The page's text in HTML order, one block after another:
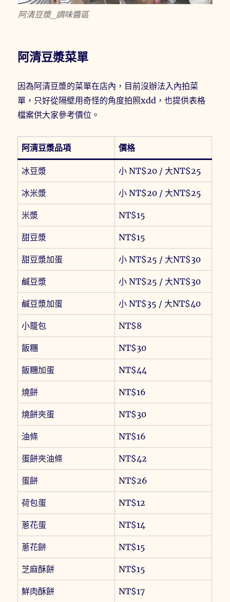
阿清豆漿_調味醬區
阿清豆漿菜單
因為阿清豆漿的菜單在店內，目前沒辦法入內拍菜
單，只好從隔壁用奇怪的角度拍照xdd，也提供表格
檔案供大家參考價位。
阿清豆漿品項 價格
冰豆漿 小 NT$20 / 大NT$25
冰米漿 小 NT$20 / 大NT$25
米漿 NT$15
甜豆漿 NT$15
甜豆漿加蛋 小 NT$25 / 大NT$30
鹹豆漿 小 NT$25 / 大NT$30
鹹豆漿加蛋 小 NT$35 / 大NT$40
小籠包 NT$8
飯糰 NT$30
飯糰加蛋 NT$44
燒餅 NT$16
燒餅夾蛋 NT$30
油條 NT$16
蛋餅夾油條 NT$42
蛋餅 NT$26
荷包蛋 NT$12
蔥花蛋 NT$14
蔥花餅 NT$15
芝麻酥餅 NT$15
鮮肉酥餅 NT$17